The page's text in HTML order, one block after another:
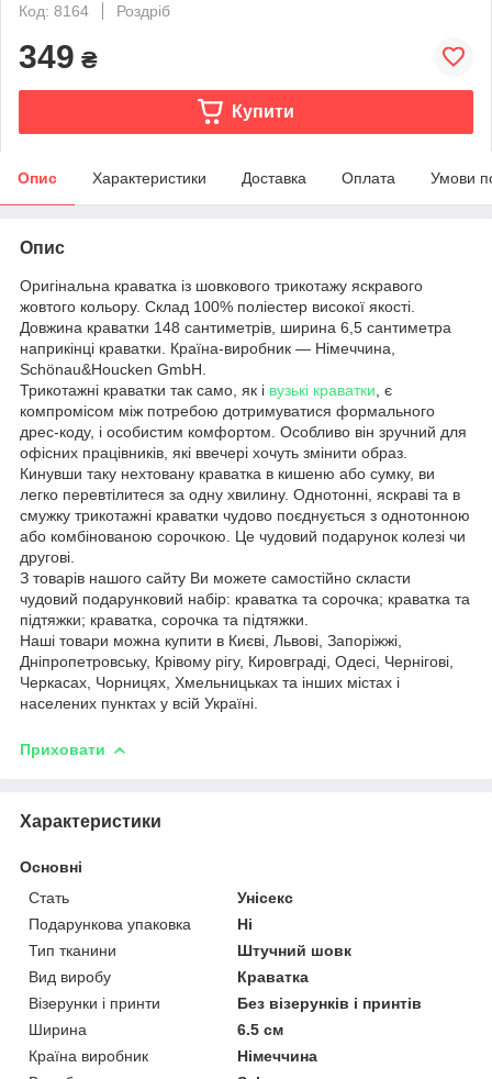
Код: 8164
Роздріб
349 ₴
Купити
Опис Характеристики Доставка Оплата Умови
Опис
Оригінальна краватка із шовкового трикотажу яскравого
жовтого кольору. Склад 100% поліестер високої якості.
Довжина краватки 148 сантиметрів, ширина 6,5 сантиметра
наприкінці краватки. Країна-виробник — Німеччина,
Schönau&Houcken GmbH.
Трикотажні краватки так само, як і вузькі краватки , є
компромісом між потребою дотримуватися формального
дрес-коду, і особистим комфортом. Особливо він зручний для
офісних працівників, які ввечері хочуть змінити образ.
Кинувши таку нехтовану краватка в кишеню або сумку, ви
легко перевтілитеся за одну хвилину. Однотонні, яскраві та в
смужку трикотажні краватки чудово поєднується з однотонною
або комбінованою сорочкою. Це чудовий подарунок колезі чи
другові.
З товарів нашого сайту Ви можете самостійно скласти
чудовий подарунковий набір: краватка та сорочка; краватка та
підтяжки; краватка, сорочка та підтяжки.
Наші товари можна купити в Києві, Львові, Запоріжжі,
Дніпропетровську, Крівому рігу, Кировграді, Одесі, Чернігові,
Черкасах, Чорницях, Хмельницьках та інших містах і
населених пунктах у всій Україні.
Приховати
Характеристики
Основні
Стать
Унісекс
Подарункова упаковка
Ні
Тип тканини
Штучний шовк
Вид виробу
Краватка
Візерунки і принти
Без візерунків і принтів
Ширина
6.5 см
Країна виробник
Німеччина